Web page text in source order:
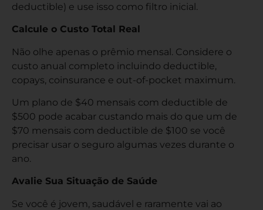
deductible) e use isso como filtro inicial.
Calcule o Custo Total Real
Não olhe apenas o prêmio mensal. Considere o
custo anual completo incluindo deductible,
copays, coinsurance e out-of-pocket maximum.
Um plano de $40 mensais com deductible de
$500 pode acabar custando mais do que um de
$70 mensais com deductible de $100 se você
precisar usar o seguro algumas vezes durante o
ano.
Avalie Sua Situação de Saúde
Se você é jovem, saudável e raramente vai ao